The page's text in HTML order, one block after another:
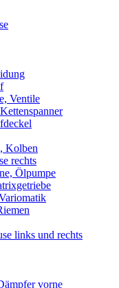
Ventile
Kolben
rechts
Ölpumpe
links und rechts
vorne